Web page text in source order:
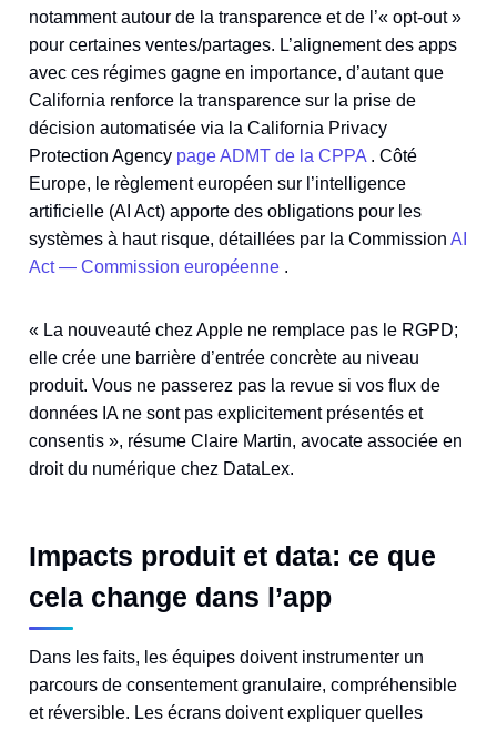
notamment autour de la transparence et de l’« opt-out »
pour certaines ventes/partages. L’alignement des apps
avec ces régimes gagne en importance, d’autant que
California renforce la transparence sur la prise de
décision automatisée via la California Privacy
Protection Agency page ADMT de la CPPA . Côté
Europe, le règlement européen sur l’intelligence
artificielle (AI Act) apporte des obligations pour les
systèmes à haut risque, détaillées par la Commission AI
Act — Commission européenne .
« La nouveauté chez Apple ne remplace pas le RGPD;
elle crée une barrière d’entrée concrète au niveau
produit. Vous ne passerez pas la revue si vos flux de
données IA ne sont pas explicitement présentés et
consentis », résume Claire Martin, avocate associée en
droit du numérique chez DataLex.
Impacts produit et data: ce que
cela change dans l’app
Dans les faits, les équipes doivent instrumenter un
parcours de consentement granulaire, compréhensible
et réversible. Les écrans doivent expliquer quelles